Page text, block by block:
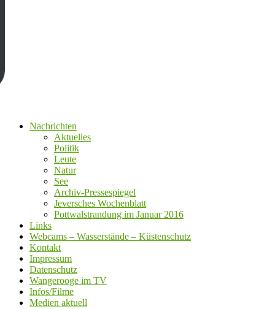
Nachrichten
Aktuelles
Politik
Leute
Natur
See
Archiv-Pressespiegel
Jeversches Wochenblatt
Pottwalstrandung im Januar 2016
Links
Webcams – Wasserstände – Küstenschutz
Kontakt
Impressum
Datenschutz
Wangerooge im TV
Infos/Filme
Medien aktuell